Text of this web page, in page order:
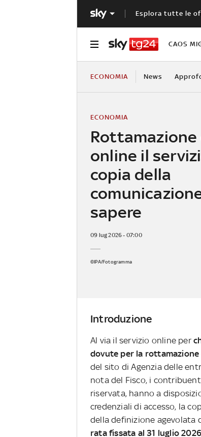
Esplora tutte le
CAOS
ECONOMIA News
online il
copia della
sapere
ECONOMIA
09 lug 2026 - 07:00
©IPA/Fotogramma
Introduzione
Al via il servizio online per
dovute per la
del sito di Agenzia delle
nota del Fisco, i
riservata, hanno a
credenziali di accesso, la
della definizione agevolata
rata fissata al 31 luglio 2026